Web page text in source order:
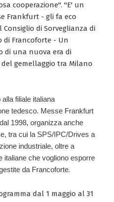
cooperazione". "E' un
Frankfurt - gli fa eco
di Sorveglianza di
di Francoforte - Un
di una nuova era di
gemellaggio tra Milano
filiale italiana
tedesco. Messe Frankfurt
1998, organizza anche
tra cui la SPS/IPC/Drives a
industriale, oltre a
italiane che vogliono esporre
da Francoforte.
dal 1 maggio al 31